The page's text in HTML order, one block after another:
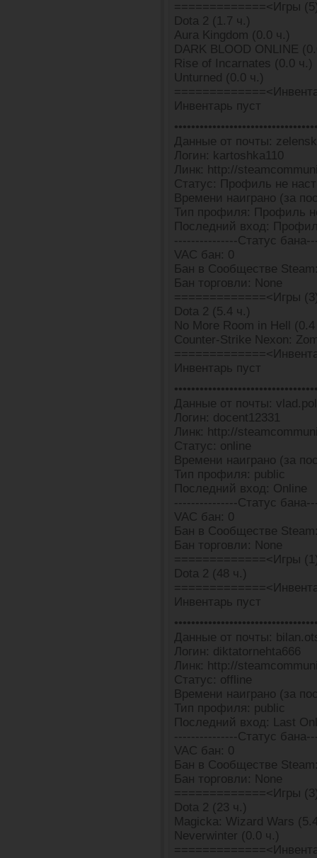
=============<Игры
Dota 2 (1.7 ч.)
Aura Kingdom (0.0 ч.)
DARK BLOOD ONLINE
Rise of Incarnates (0.0 ч.)
Unturned (0.0 ч.)
Инвентарь пуст
Данные от почты:
Логин: kartoshka110
Линк: http://
Статус: Профиль не
Времени наиграно (за
Тип профиля: Профиль
Последний вход:
---------------Статус
VAC бан: 0
Бан в Сообществе
Бан торговли: None
=============<Игры
Dota 2 (5.4 ч.)
No More Room in Hell
Counter-Strike Nexon:
Инвентарь пуст
Данные от почты:
Логин: docent12331
Линк: http://
Статус: online
Времени наиграно (за
Тип профиля: public
Последний вход: Online
---------------Статус
VAC бан: 0
Бан в Сообществе
Бан торговли: None
=============<Игры
Dota 2 (48 ч.)
Инвентарь пуст
Данные от почты:
Логин: diktatornehta666
Линк: http://
Статус: offline
Времени наиграно (за
Тип профиля: public
Последний вход: Last
---------------Статус
VAC бан: 0
Бан в Сообществе
Бан торговли: None
=============<Игры
Dota 2 (23 ч.)
Magicka: Wizard Wars
Neverwinter (0.0 ч.)